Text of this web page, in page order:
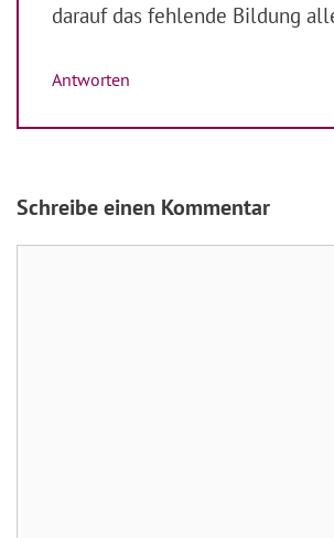
darauf das fehlende Bildung
Antworten
Schreibe einen Kommentar